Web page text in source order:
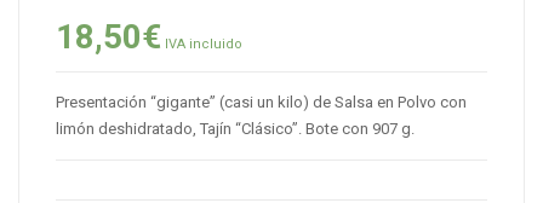
18,50€ IVA incluido
Presentación “gigante” (casi un kilo) de Salsa en Polvo con
limón deshidratado, Tajín “Clásico”. Bote con 907 g.